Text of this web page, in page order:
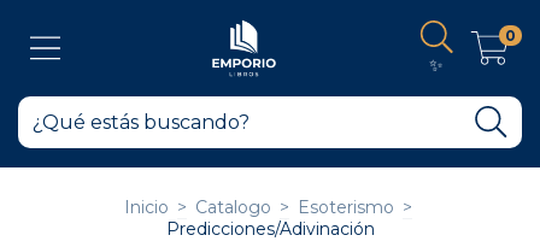
✨
0
Inicio > Catalogo > Esoterismo >
Predicciones/Adivinación